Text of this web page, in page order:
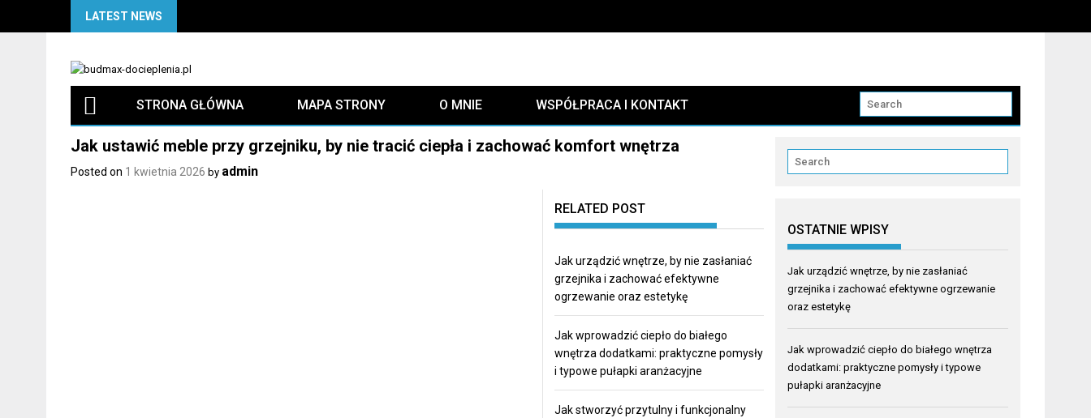
LATEST NEWS
STRONA GŁÓWNA MAPA STRONY O MNIE WSPÓŁPRACA I KONTAKT
Jak ustawić meble przy grzejniku, by nie tracić ciepła i zachować komfort wnętrza
Posted on 1 kwietnia 2026 by admin
RELATED POST
Jak urządzić wnętrze, by nie zasłaniać
grzejnika i zachować efektywne
ogrzewanie oraz estetykę
Jak wprowadzić ciepło do białego
wnętrza dodatkami: praktyczne pomysły
i typowe pułapki aranżacyjne
Jak stworzyć przytulny i funkcjonalny
OSTATNIE WPISY
Jak urządzić wnętrze, by nie zasłaniać
grzejnika i zachować efektywne ogrzewanie
oraz estetykę
Jak wprowadzić ciepło do białego wnętrza
dodatkami: praktyczne pomysły i typowe
pułapki aranżacyjne